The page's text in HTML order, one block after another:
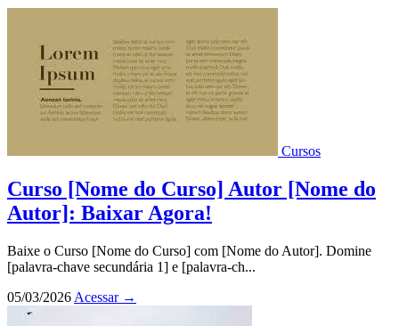
Cursos
Curso [Nome do Curso] Autor [Nome do
Autor]: Baixar Agora!
Baixe o Curso [Nome do Curso] com [Nome do Autor]. Domine
[palavra-chave secundária 1] e [palavra-ch...
05/03/2026 Acessar →